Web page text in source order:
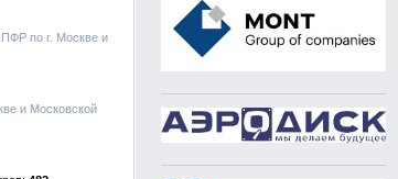
по г. Москве и
и Московской